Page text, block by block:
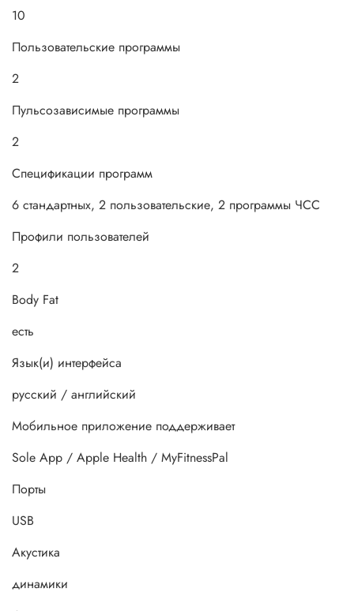
10
Пользовательские программы
2
Пульсозависимые программы
2
Спецификации программ
6 стандартных, 2 пользовательские, 2 программы ЧСС
Профили пользователей
2
Body Fat
есть
Язык(и) интерфейса
русский / английский
Мобильное приложение поддерживает
Sole App / Apple Health / MyFitnessPal
Порты
USB
Акустика
динамики